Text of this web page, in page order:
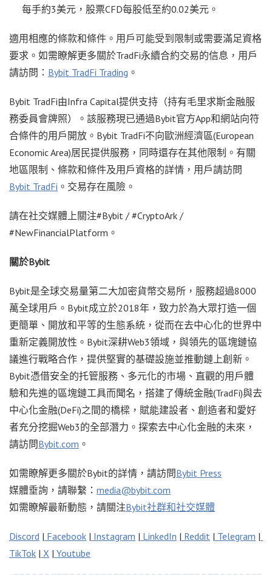
每手約3美元，股票CFD每股低至約0.02美元。
適用相應的條款和條件。用戶可能受到限制或需要滿足資格
要求。如需瞭解更多關於TradFi永續合約交易的信息，用戶
請訪問： Bybit TradFi Trading 。
Bybit TradFi由Infra Capital提供支持（持有毛里求斯金融服
務委員會牌照）。該服務現已通過Bybit官方App和網站向符
合條件的用戶開放。Bybit TradFi不向歐洲經濟區(European
Economic Area)居民提供服務，同時還存在其他限制。有關
地區限制、條款和條件及用戶資格的詳情，用戶請訪問
Bybit TradFi 。交易存在風險。
請在社交媒體上關注#Bybit / #CryptoArk /
#NewFinancialPlatform。
關於Bybit
Bybit是全球交易量第二大加密貨幣交易所，服務超過8000
萬全球用戶。Bybit成立於2018年，致力於為大眾打造一個
更簡單、開放和平等的生態系統，從而在去中心化的世界中
重新定義開放性。Bybit深耕Web3領域，與領先的區塊鏈協
議進行戰略合作，提供堅實的基礎設施並推動鏈上創新。
Bybit憑借安全的托管服務、多元化的市場、直觀的用戶體
驗和先進的區塊鏈工具而聞名，搭建了傳統金融(TradFi)與去
中心化金融(DeFi)之間的橋樑，賦能建設者、創造者和愛好
者充分挖掘Web3的全部潛力。探索去中心化金融的未來，
請訪問Bybit.com 。
如需瞭解更多關於Bybit的詳情，請訪問Bybit Press
媒體垂詢，請聯繫： media@bybit.com
如需瞭解最新動態，請關注Bybit社群和社交媒體
Discord | Facebook | Instagram | LinkedIn | Reddit | Telegram |
TikTok | X | Youtube